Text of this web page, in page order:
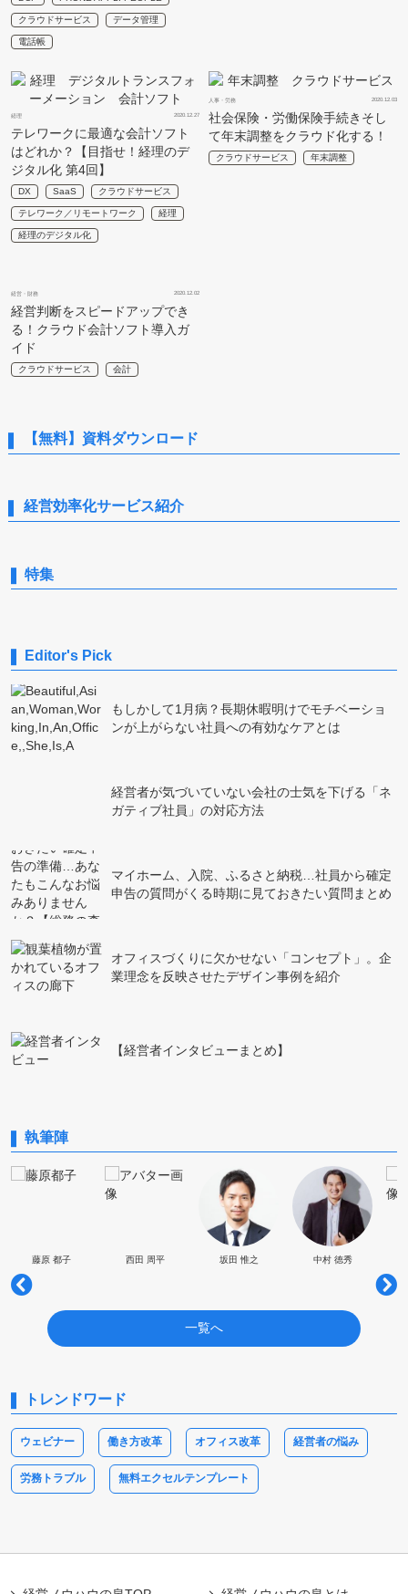
クラウドサービス データ管理
電話帳
経理 2020.12.27
テレワークに最適な会計ソフト
はどれか？【目指せ！経理のデ
ジタル化 第4回】
DX SaaS クラウドサービス
テレワーク／リモートワーク 経理
経理のデジタル化
人事・労務 2020.12.03
社会保険・労働保険手続きそし
て年末調整をクラウド化する！
クラウドサービス 年末調整
経営・財務 2020.12.02
経営判断をスピードアップでき
る！クラウド会計ソフト導入ガ
イド
クラウドサービス 会計
【無料】資料ダウンロード
経営効率化サービス紹介
特集
Editor's Pick
もしかして1月病？長期休暇明けでモチベーショ
ンが上がらない社員への有効なケアとは
経営者が気づいていない会社の士気を下げる「ネ
ガティブ社員」の対応方法
マイホーム、入院、ふるさと納税…社員から確定
申告の質問がくる時期に見ておきたい質問まとめ
オフィスづくりに欠かせない「コンセプト」。企
業理念を反映させたデザイン事例を紹介
【経営者インタビューまとめ】
執筆陣
藤原 都子 西田 周平 坂田 惟之 中村 徳秀
一覧へ
トレンドワード
ウェビナー 働き方改革 オフィス改革 経営者の悩み
労務トラブル 無料エクセルテンプレート